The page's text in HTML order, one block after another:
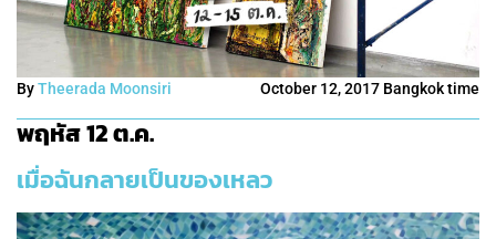
ByTheerada Moonsiri October 12, 2017 Bangkok time
พฤหัส 12 ต.ค.
เมื่อฉันกลายเป็นของเหลว